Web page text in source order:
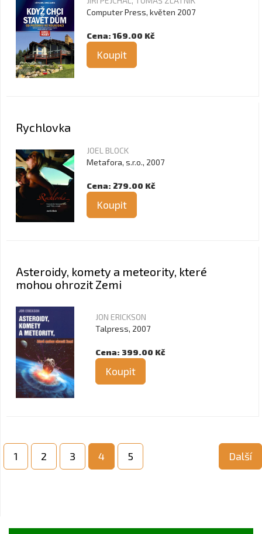
Computer Press, květen 2007
Cena: 169.00 Kč
Koupit
Rychlovka
JOEL BLOCK
Metafora, s.r.o., 2007
Cena: 279.00 Kč
Koupit
Asteroidy, komety a meteority, které
mohou ohrozit Zemi
JON ERICKSON
Talpress, 2007
Cena: 399.00 Kč
Koupit
1 2 3 4 5 Další